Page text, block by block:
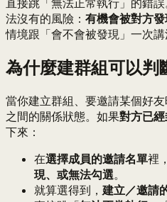
直接跳「無法正常執行」的錯誤
法沒有的風險： 有機會被對方
情境跟「會不會被發現」一次講
為什麼建群組可以判
當你建立群組、要邀請某個好
之間的關係狀態。如果對方已
下來：
在選擇成員的邀請名單裡
現、或無法勾選。
就算選得到， 建立／邀請